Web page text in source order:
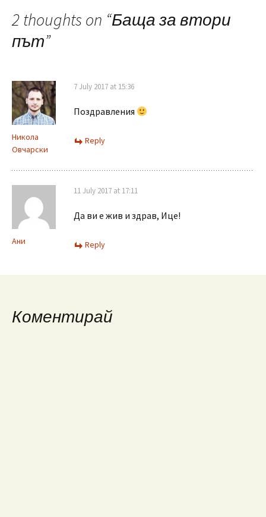
navigation
2 thoughts on “Баща за втори
път”
Никола
Овчарски
7 July 2017 at 15:36
Поздравления
Reply
Aни
11 July 2017 at 17:11
Да ви е жив и здрав, Ице!
Reply
Коментирай